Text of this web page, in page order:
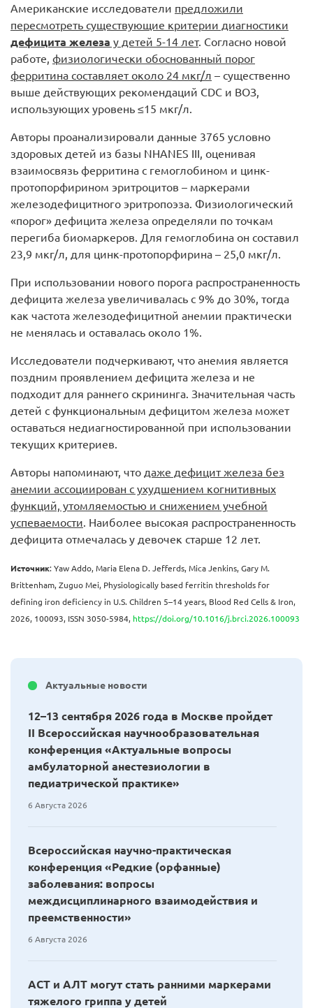
Американские исследователи предложили
пересмотреть существующие критерии диагностики
дефицита железа у детей 5-14 лет. Согласно новой
работе, физиологически обоснованный порог
ферритина составляет около 24 мкг/л – существенно
выше действующих рекомендаций CDC и ВОЗ,
использующих уровень ≤15 мкг/л.
Авторы проанализировали данные 3765 условно
здоровых детей из базы NHANES III, оценивая
взаимосвязь ферритина с гемоглобином и цинк-
протопорфирином эритроцитов – маркерами
железодефицитного эритропоэза. Физиологический
«порог» дефицита железа определяли по точкам
перегиба биомаркеров. Для гемоглобина он составил
23,9 мкг/л, для цинк-протопорфирина – 25,0 мкг/л.
При использовании нового порога распространенность
дефицита железа увеличивалась с 9% до 30%, тогда
как частота железодефицитной анемии практически
не менялась и оставалась около 1%.
Исследователи подчеркивают, что анемия является
поздним проявлением дефицита железа и не
подходит для раннего скрининга. Значительная часть
детей с функциональным дефицитом железа может
оставаться недиагностированной при использовании
текущих критериев.
Авторы напоминают, что даже дефицит железа без
анемии ассоциирован с ухудшением когнитивных
функций, утомляемостью и снижением учебной
успеваемости. Наиболее высокая распространенность
дефицита отмечалась у девочек старше 12 лет.
Источник: Yaw Addo, Maria Elena D. Jefferds, Mica Jenkins, Gary M.
Brittenham, Zuguo Mei, Physiologically based ferritin thresholds for
defining iron deficiency in U.S. Children 5–14 years, Blood Red Cells & Iron,
2026, 100093, ISSN 3050-5984, https://doi.org/10.1016/j.brci.2026.100093
Актуальные новости
12–13 сентября 2026 года в Москве пройдет
II Всероссийская научнообразовательная
конференция «Актуальные вопросы
амбулаторной анестезиологии в
педиатрической практике»
6 Августа 2026
Всероссийская научно-практическая
конференция «Редкие (орфанные)
заболевания: вопросы
междисциплинарного взаимодействия и
преемственности»
6 Августа 2026
АСТ и АЛТ могут стать ранними маркерами
тяжелого гриппа у детей